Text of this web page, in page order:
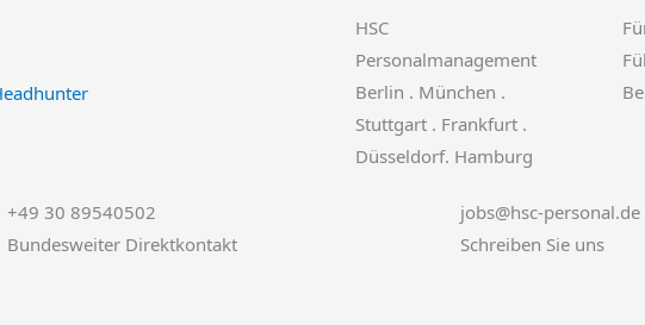
HSC
Personalmanagement
Berlin . München .
Stuttgart . Frankfurt .
Düsseldorf. Hamburg
+49 30 89540502
Bundesweiter Direktkontakt
jobs@hsc-personal.de
Schreiben Sie uns